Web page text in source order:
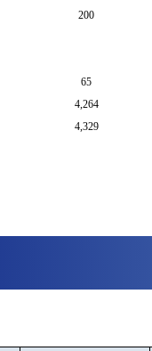
200
65
4,264
4,329